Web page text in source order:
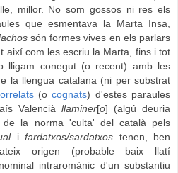
millor. No som gossos ni res els
que esmentava la Marta Insa,
són formes vives en els parlars
així com les escriu la Marta, fins i tot
lligam conegut (o recent) amb les
la llengua catalana (ni per substrat
(ocognats) d'estes paraules
Valencià llaminer[o] (algú deuria
de la norma 'culta' del català pels
ifardatxos/sardatxos tenen, ben
origen (probable baix llatí
intraromànic d'un substantiu